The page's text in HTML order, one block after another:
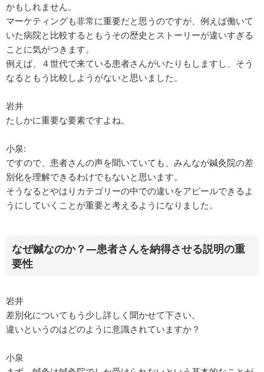
かもしれません。
マーケティングも非常に重要だと思うのですが、例えば働いて
いた病院と比較するともうその歴史とストーリーが違いすぎる
ことに気がつきます。
例えば、４世代で来ている患者さんがいたりもしますし、そう
なるともう比較しようがないと思いました。
岩井
たしかに重要な要素ですよね。
小泉:
ですので、患者さんの声を聞いていても、みんなが鍼灸院の差
別化を理解できるわけでもないと思います。
そうなるとやはりカテゴリーの中での違いをアピールできるよ
うにしていくことが重要と考えるようになりました。
なぜ鍼なのか？―患者さんを納得させる説明の重
要性
岩井
差別化についてもう少し詳しく聞かせて下さい。
違いというのはどのように意識されていますか？
小泉